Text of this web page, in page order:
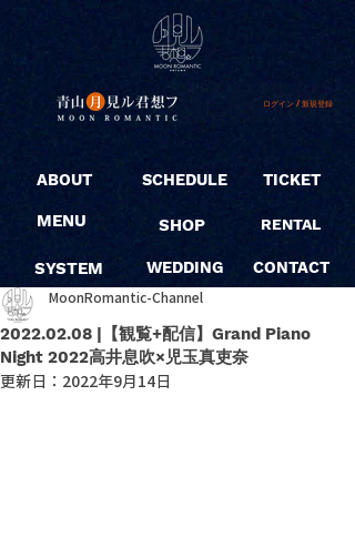
ログイン / 新規登録
ABOUT
MENU
SYSTEM
SCHEDULE
SHOP
WEDDING
TICKET
RENTAL
CONTACT
2022.02.08 |【観覧+配信】Grand Piano
Night 2022高井息吹×児玉真吏奈
MoonRomantic-Channel
更新日： 2022年9月14日